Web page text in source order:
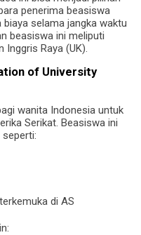
penerima beasiswa
selama jangka waktu
beasiswa ini meliputi
Inggris Raya (UK).
of University
wanita Indonesia untuk
Serikat. Beasiswa ini
di AS